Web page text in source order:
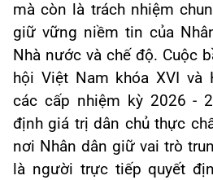
mà còn là trách nhiệm
giữ vững niềm tin của
Nhà nước và chế độ. Cuộc
hội Việt Nam khóa XVI và
các cấp nhiệm kỳ 2026 -
định giá trị dân chủ thực
nơi Nhân dân giữ vai trò
là người trực tiếp quyết